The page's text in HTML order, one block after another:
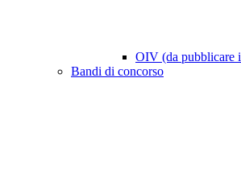
OIV (da pubblicare
Bandi di concorso